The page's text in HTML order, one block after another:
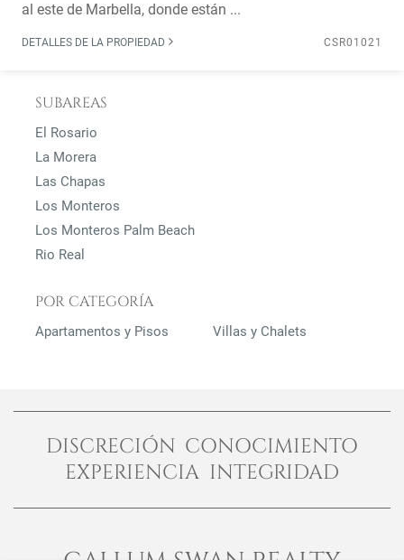
al este de Marbella, donde están ...
DETALLES DE LA PROPIEDAD CSR01021
SUBAREAS
El Rosario
La Morera
Las Chapas
Los Monteros
Los Monteros Palm Beach
Rio Real
POR CATEGORÍA
Apartamentos y Pisos Villas y Chalets
DISCRECIÓN CONOCIMIENTO
EXPERIENCIA INTEGRIDAD